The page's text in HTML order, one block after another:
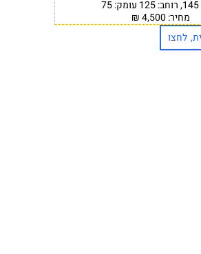
מחיר: 4,500 ₪
לחצו